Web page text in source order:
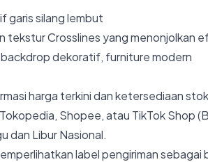
garis silang lembut
tekstur Crosslines yang menonjolkan
dekoratif, furniture modern
harga terkini dan ketersediaan
Shopee, atau TikTok Shop
dan Libur Nasional.
label pengiriman sebagai